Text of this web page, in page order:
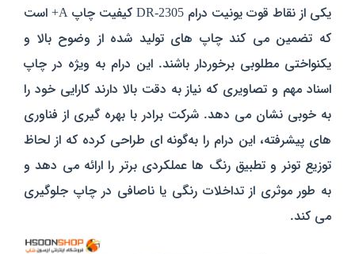
یکی از نقاط قوت یونیت درام DR-2305 کیفیت چاپ A+ است
که تضمین می‌ کند چاپ‌ های تولید شده از وضوح بالا و
یکنواختی مطلوبی برخوردار باشند. این درام به‌ ویژه در چاپ
اسناد مهم و تصاویری که نیاز به دقت بالا دارند کارایی خود را
به خوبی نشان می‌ دهد. شرکت برادر با بهره‌ گیری از فناوری‌
های پیشرفته، این درام را به‌گونه‌ ای طراحی کرده که از لحاظ
توزیع تونر و تطبیق رنگ‌ ها عملکردی برتر را ارائه می‌ دهد و
به طور موثری از تداخلات رنگی یا ناصافی در چاپ جلوگیری
می‌ کند.